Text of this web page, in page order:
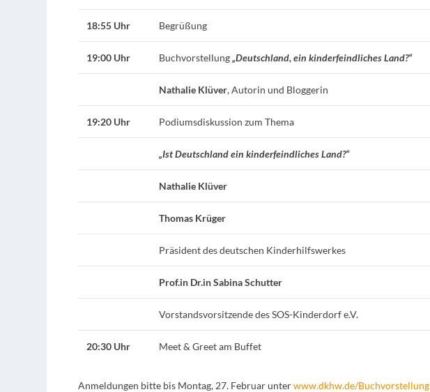
18:55 Uhr Begrüßung
19:00 Uhr Buchvorstellung„Deutschland, ein kinderfeindliches Land?“
Nathalie Klüver, Autorin und Bloggerin
19:20 Uhr Podiumsdiskussion zum Thema
„Ist Deutschland ein kinderfeindliches Land?“
Nathalie Klüver
Thomas Krüger
Präsident des deutschen Kinderhilfswerkes
Prof.in Dr.in Sabina Schutter
Vorstandsvorsitzende des SOS-Kinderdorf e.V.
20:30 Uhr Meet & Greet am Buffet
Anmeldungen bitte bis Montag, 27. Februar unterwww.dkhw.de/Buchvorstellung